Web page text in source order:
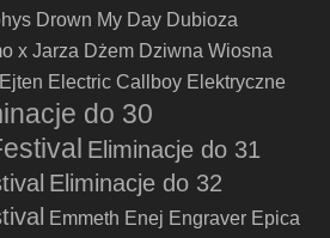
Drown My Day Dubioza
x Jarza Dżem Dziwna Wiosna
Ejten Electric Callboy Elektryczne
do 30
Eliminacje do 31
Eliminacje do 32
Emmeth Enej Engraver Epica